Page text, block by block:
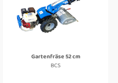
Gartenfräse 52 cm
BCS